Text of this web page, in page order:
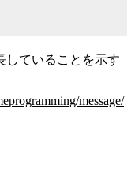
していることを示す
message/